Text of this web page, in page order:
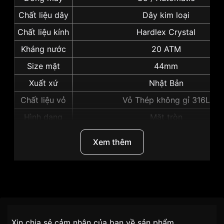
Chất liệu dây
Dây kim loại
Chất liệu kính
Hardlex Crystal
Kháng nước
20 ATM
Size mặt
44mm
Xuất xứ
Nhật Bản
Chất liệu vỏ
Vỏ Thép không gỉ 316L
Hình dạng
Mặt tròn
Vỏ Màu Bạc
Xem thêm